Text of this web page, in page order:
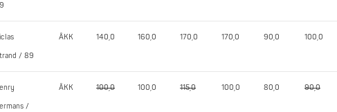
/ 89
ÅKK 140,0 160,0 170,0 170,0 90,0 100,0
/
ÅKK 100,0 100,0 115,0 100,0 80,0 90,0